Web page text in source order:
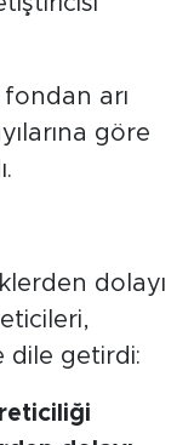
dolayı
dile getirdi:
olarak arı
bu katkıyı